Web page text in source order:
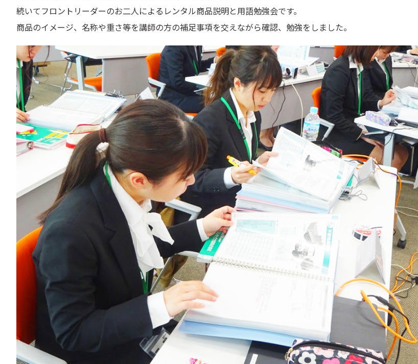
続いてフロントリーダーのお二人によるレンタル商品説明と用語勉強会です。
商品のイメージ、名称や重さ等を講師の方の補足事項を交えながら確認、勉強をしました。